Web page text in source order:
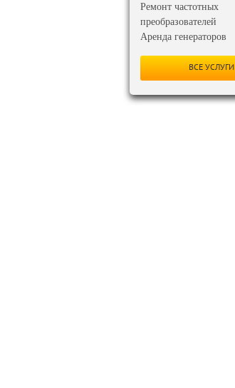
Ремонт частотных
преобразователей
Аренда генераторов
ВСЕ УСЛУГИ